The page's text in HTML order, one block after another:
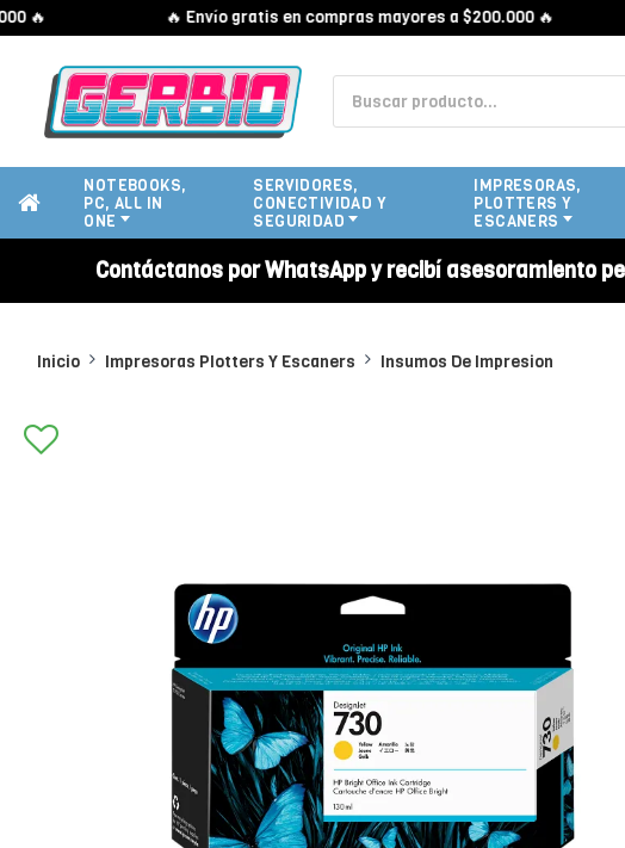
🔥 Envío gratis en compras mayores a $200.000 🔥
NOTEBOOKS,
PC, ALL IN
ONE
SERVIDORES,
CONECTIVIDAD Y
SEGURIDAD
IMPRESORAS,
PLOTTERS Y
ESCANERS
Contáctanos por WhatsApp y recibí asesoramiento
Inicio Impresoras Plotters Y Escaners Insumos De Impresion